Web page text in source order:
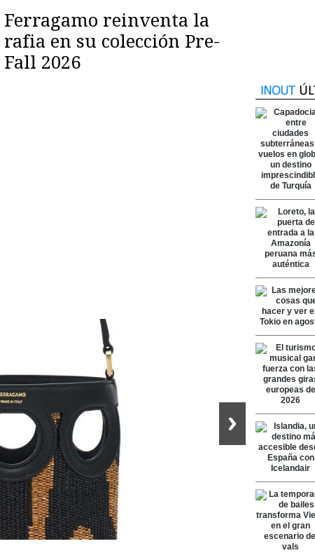
Ferragamo reinventa la
rafia en su colección Pre-
Fall 2026